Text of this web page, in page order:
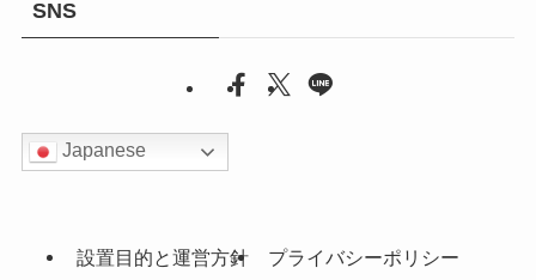
SNS
Japanese
設置目的と運営方針
プライバシーポリシー